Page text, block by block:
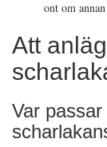
ont om
Att
Var